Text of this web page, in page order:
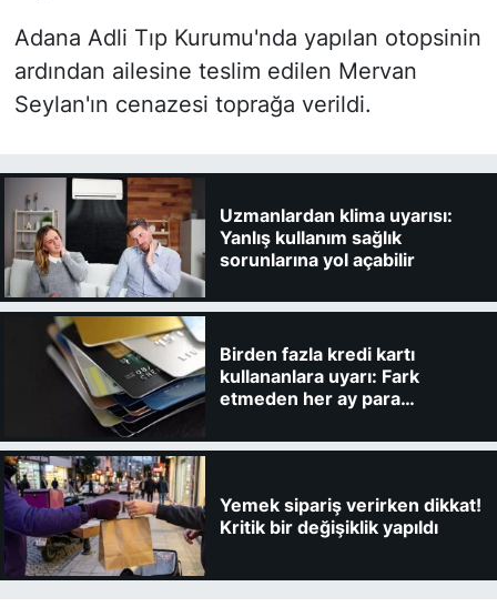
Adana Adli Tıp Kurumu'nda yapılan otopsinin
ardından ailesine teslim edilen Mervan
Seylan'ın cenazesi toprağa verildi.
Uzmanlardan klima uyarısı:
Yanlış kullanım sağlık
sorunlarına yol açabilir
Birden fazla kredi kartı
kullananlara uyarı: Fark
etmeden her ay para
Yemek sipariş verirken dikkat!
Kritik bir değişiklik yapıldı